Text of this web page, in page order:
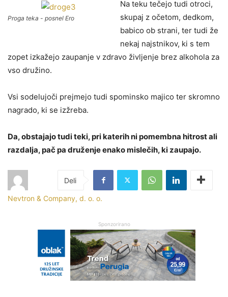
Proga teka - posnel Ero
Na teku tečejo tudi otroci,
skupaj z očetom, dedkom,
babico ob strani, ter tudi že
nekaj najstnikov, ki s tem
zopet izkažejo zaupanje v zdravo življenje brez alkohola za
vso družino.
Vsi sodelujoči prejmejo tudi spominsko majico ter skromno
nagrado, ki se izžreba.
Da, obstajajo tudi teki, pri katerih ni pomembna hitrost ali
razdalja, pač pa druženje enako mislečih, ki zaupajo.
Nevtron & Company, d. o. o.
Sponzorirano